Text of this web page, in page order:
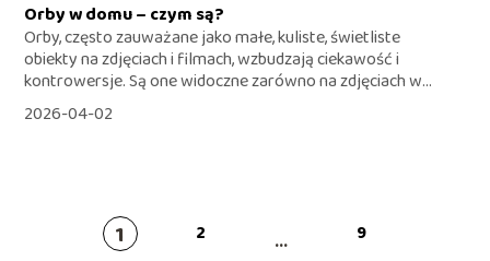
Orby w domu – czym są?
Orby, często zauważane jako małe, kuliste, świetliste
obiekty na zdjęciach i filmach, wzbudzają ciekawość i
kontrowersje. Są one widoczne zarówno na zdjęciach w...
2026-04-02
1 2 ... 9